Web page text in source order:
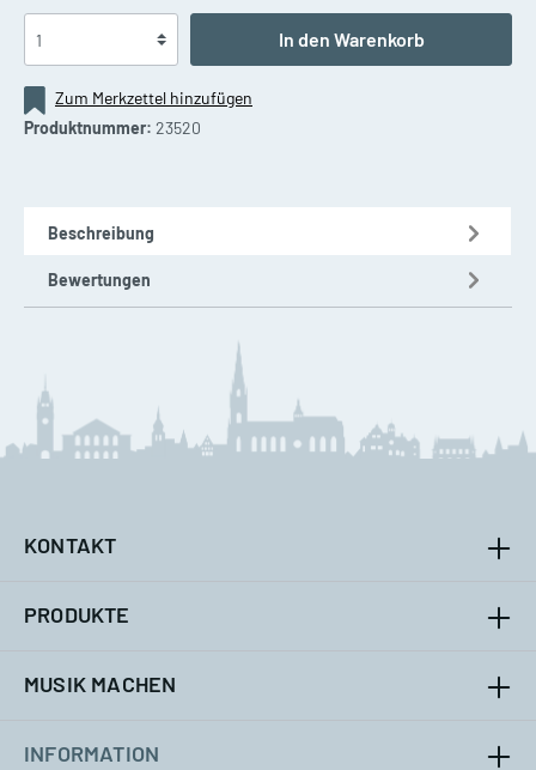
In den Warenkorb
Zum Merkzettel hinzufügen
Produktnummer: 23520
Beschreibung
Bewertungen
KONTAKT
PRODUKTE
MUSIK MACHEN
INFORMATION